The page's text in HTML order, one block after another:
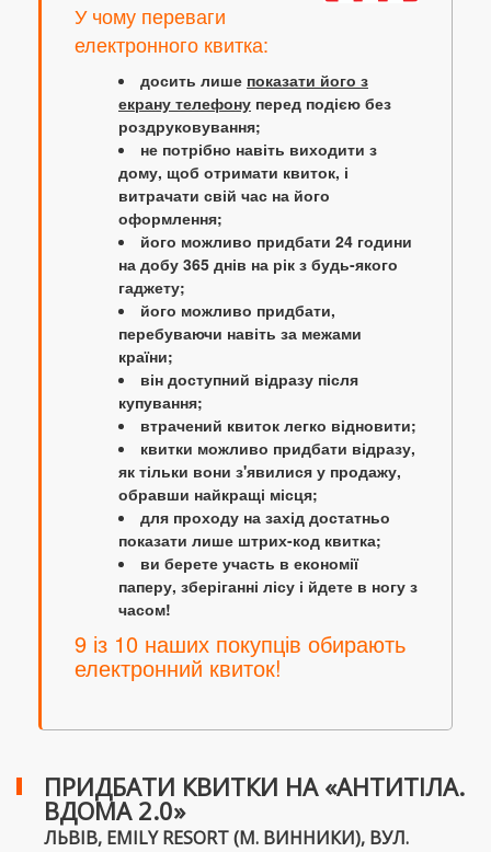
У чому переваги
електронного квитка:
досить лише показати його з
екрану телефону перед подією без
роздруковування;
не потрібно навіть виходити з
дому, щоб отримати квиток, і
витрачати свій час на його
оформлення;
його можливо придбати 24 години
на добу 365 днів на рік з будь-якого
гаджету;
його можливо придбати,
перебуваючи навіть за межами
країни;
він доступний відразу після
купування;
втрачений квиток легко відновити;
квитки можливо придбати відразу,
як тільки вони з'явилися у продажу,
обравши найкращі місця;
для проходу на захід достатньо
показати лише штрих-код квитка;
ви берете участь в економії
паперу, зберіганні лісу і йдете в ногу з
часом!
9 із 10 наших покупців обирають
електронний квиток!
ПРИДБАТИ КВИТКИ НА «АНТИТІЛА.
ВДОМА 2.0»
ЛЬВІВ, EMILY RESORT (М. ВИННИКИ), ВУЛ.